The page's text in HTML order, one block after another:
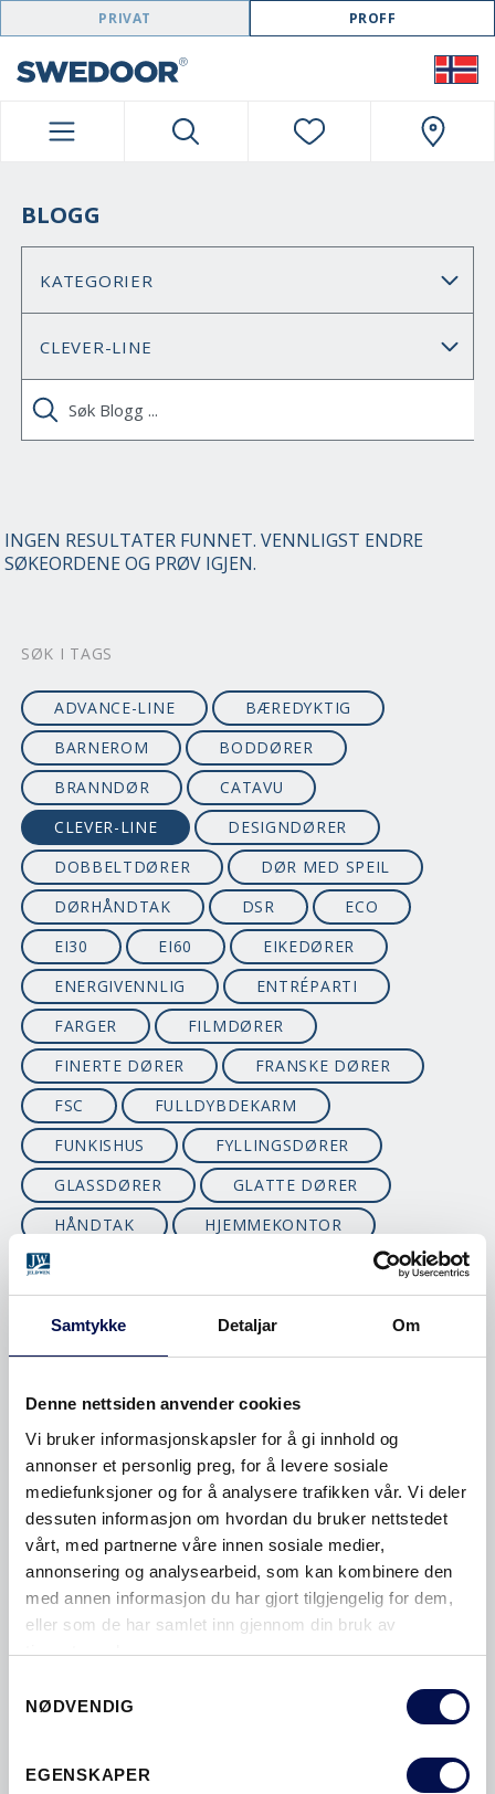
Samtykke Detaljar Om
Denne nettsiden anvender cookies
Vi bruker informasjonskapsler for å gi innhold og
annonser et personlig preg, for å levere sosiale
mediefunksjoner og for å analysere trafikken vår. Vi deler
dessuten informasjon om hvordan du bruker nettstedet
vårt, med partnerne våre innen sosiale medier,
annonsering og analysearbeid, som kan kombinere den
med annen informasjon du har gjort tilgjengelig for dem,
eller som de har samlet inn gjennom din bruk av
tjenestene deres.
Selection
NØDVENDIG
EGENSKAPER
SWEDOOR NAVIGATION
PRIVAT PROFF
BLOGG
INGEN RESULTATER FUNNET. VENNLIGST ENDRE
SØKEORDENE OG PRØV IGJEN.
SØK I TAGS
ADVANCE-LINE
BÆREDYKTIG
BARNEROM
BODDØRER
BRANNDØR
CATAVU
CLEVER-LINE
DESIGNDØRER
DOBBELTDØRER
DØR MED SPEIL
DØRHÅNDTAK
DSR
ECO
EI30
EI60
EIKEDØRER
ENERGIVENNLIG
ENTRÉPARTI
FARGER
FILMDØRER
FINERTE DØRER
FRANSKE DØRER
FSC
FULLDYBDEKARM
FUNKISHUS
FYLLINGSDØRER
GLASSDØRER
GLATTE DØRER
HÅNDTAK
HJEMMEKONTOR
KJØKKENDØR
KLASSISKE YTTERDØRER
KLIMA
LAVENERGIDØRER
LISTEFRI
LYDDEMPENDE
LYDDØRER
LYDISOLERING
LYDREDUKSJON
MÅLE
MALTE DØRER
MASSIVE DØRER
MILJØ
SIDEFELT